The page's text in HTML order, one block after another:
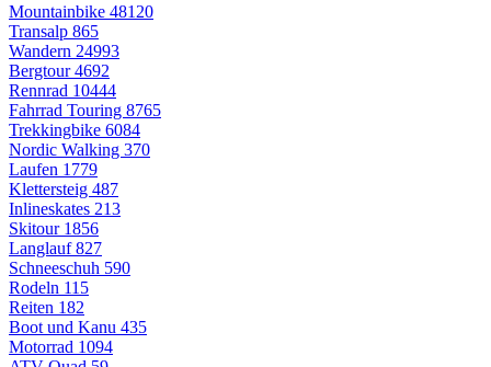
Mountainbike 48120
Transalp 865
Wandern 24993
Bergtour4692
Rennrad 10444
Fahrrad Touring 8765
Trekkingbike 6084
Nordic Walking 370
Laufen 1779
Klettersteig 487
Inlineskates 213
Skitour 1856
Langlauf827
Schneeschuh 590
Rodeln 115
Reiten 182
Boot und Kanu 435
Motorrad 1094